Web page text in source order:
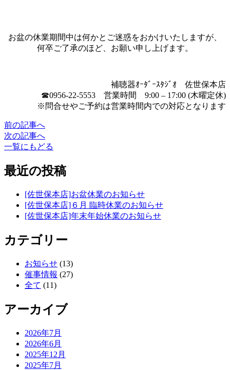
お盆の休業期間中は何かとご迷惑をおかけいたしますが、
何卒ご了承のほど、お願い申し上げます。
補聴器ｵｰﾀﾞｰｽﾀｼﾞｵ 佐世保本店
☎0956-22-5553 営業時間 9:00 – 17:00 (木曜定休)
※問合せやご予約は営業時間内での対応となります
前の記事へ
次の記事へ
一覧にもどる
最近の投稿
[佐世保本店]お盆休業のお知らせ
[佐世保本店]６月 臨時休業のお知らせ
[佐世保本店]年末年始休業のお知らせ
カテゴリー
お知らせ (13)
催事情報 (27)
全て (11)
アーカイブ
2026年7月
2026年6月
2025年12月
2025年7月